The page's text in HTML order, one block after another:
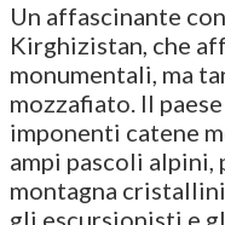
Un affascinante
Kirghizistan, che
monumentali, ma
mozzafiato. Il
imponenti catene
ampi pascoli
montagna